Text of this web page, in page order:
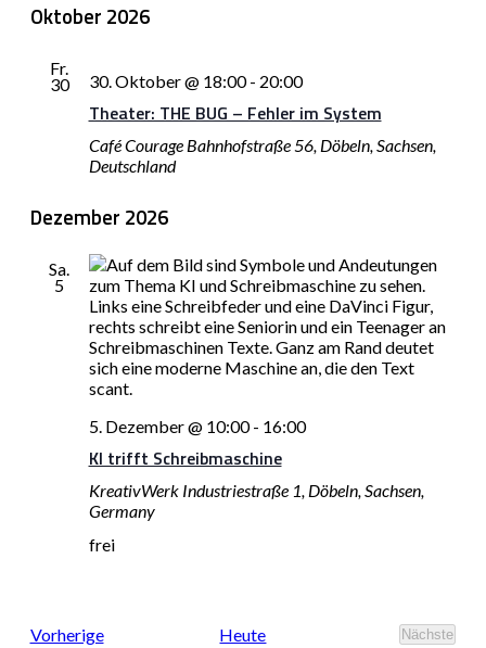
Oktober 2026
Fr.
30 30. Oktober @ 18:00- 20:00
Theater: THE BUG – Fehler im System
Café Courage Bahnhofstraße 56, Döbeln, Sachsen,
Deutschland
Dezember 2026
Sa.
5
5. Dezember @ 10:00- 16:00
KI trifft Schreibmaschine
KreativWerk Industriestraße 1, Döbeln, Sachsen,
Germany
frei
VorherigeVeranstaltungenHeute
Nächste